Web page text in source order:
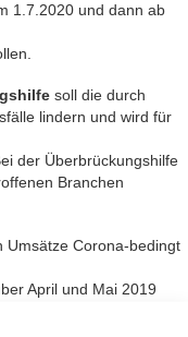
1.7.2020 und dann ab
soll die durch
lindern und wird für
der Überbrückungshilfe
Branchen
Umsätze Corona-bedingt
April und Mai 2019
2019 gegründet